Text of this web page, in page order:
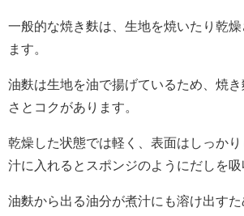
一般的な焼き麩は、生地を焼いたり乾
ます。
油麩は生地を油で揚げているため、焼
さとコクがあります。
乾燥した状態では軽く、表面はしっか
汁に入れるとスポンジのようにだしを吸
油麩から出る油分が煮汁にも溶け出す